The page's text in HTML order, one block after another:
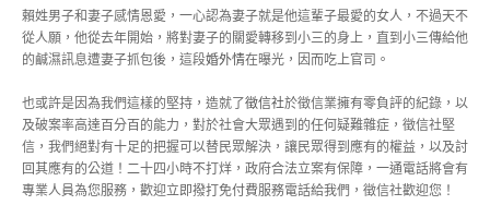
賴姓男子和妻子感情恩愛，一心認為妻子就是他這輩子最愛的女人，不過天不
從人願，他從去年開始，將對妻子的關愛轉移到小三的身上，直到小三傳給他
的鹹濕訊息遭妻子抓包後，這段婚外情在曝光，因而吃上官司。
也或許是因為我們這樣的堅持，造就了徵信社於徵信業擁有零負評的紀錄，以
及破案率高達百分百的能力，對於社會大眾遇到的任何疑難雜症，徵信社堅
信，我們絕對有十足的把握可以替民眾解決，讓民眾得到應有的權益，以及討
回其應有的公道！二十四小時不打烊，政府合法立案有保障，一通電話將會有
專業人員為您服務，歡迎立即撥打免付費服務電話給我們，徵信社歡迎您！